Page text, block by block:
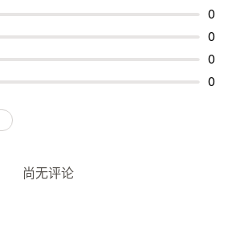
0
0
0
0
尚无评论